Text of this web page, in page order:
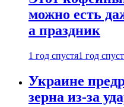
можно есть
а праздник
1 год спустя1 год
Украине
зерна из-за